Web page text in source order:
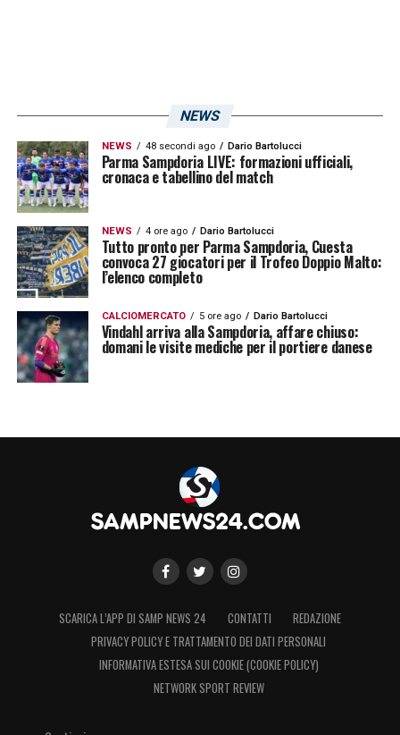
NEWS
NEWS 48 secondi ago Dario Bartolucci
Parma Sampdoria LIVE: formazioni ufficiali,
cronaca e tabellino del match
NEWS 4 ore ago Dario Bartolucci
Tutto pronto per Parma Sampdoria, Cuesta
convoca 27 giocatori per il Trofeo Doppio Malto:
l’elenco completo
CALCIOMERCATO 5 ore ago Dario Bartolucci
Vindahl arriva alla Sampdoria, affare chiuso:
domani le visite mediche per il portiere danese
SCARICA L’APP DI SAMP NEWS 24 CONTATTI
REDAZIONE
PRIVACY POLICY E TRATTAMENTO DEI DATI PERSONALI
INFORMATIVA ESTESA SUI COOKIE (COOKIE POLICY)
NETWORK SPORT REVIEW